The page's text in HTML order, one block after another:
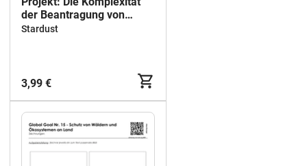
der Beantragung von
Bürgergeld (Arbeitsblatt
Stardust
3,99 €